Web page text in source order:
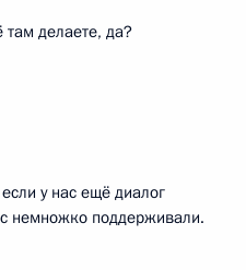
там делаете, да?
у нас ещё диалог
немножко поддерживали.